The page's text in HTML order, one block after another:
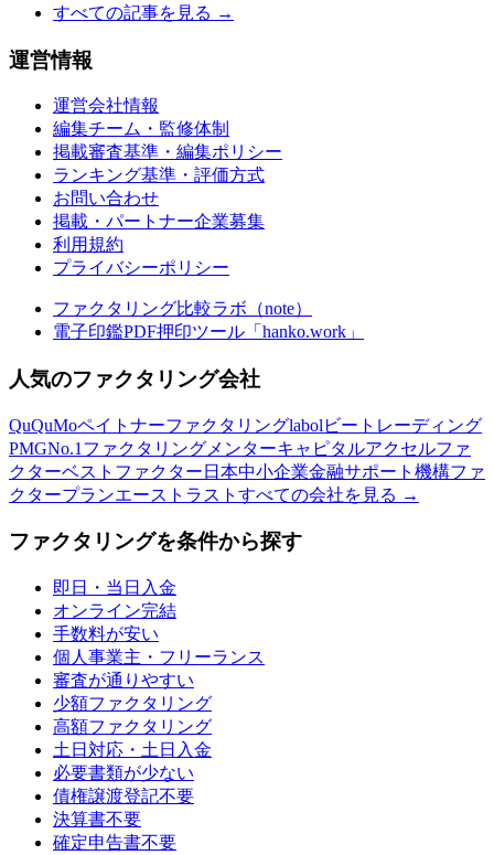
すべての記事を見る →
運営情報
運営会社情報
編集チーム・監修体制
掲載審査基準・編集ポリシー
ランキング基準・評価方式
お問い合わせ
掲載・パートナー企業募集
利用規約
プライバシーポリシー
ファクタリング比較ラボ（note）
電子印鑑PDF押印ツール「hanko.work」
人気のファクタリング会社
QuQuMoペイトナーファクタリングlabol ビートレーディング
PMGNo.1ファクタリング メンターキャピタルアクセルファ
クターベストファクター 日本中小企業金融サポート機構ファ
クタープランエーストラスト すべての会社を見る →
ファクタリングを条件から探す
即日・当日入金
オンライン完結
手数料が安い
個人事業主・フリーランス
審査が通りやすい
少額ファクタリング
高額ファクタリング
土日対応・土日入金
必要書類が少ない
債権譲渡登記不要
決算書不要
確定申告書不要